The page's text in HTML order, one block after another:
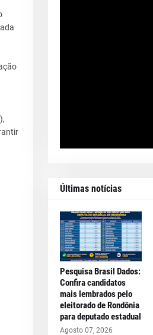
Últimas notícias
Pesquisa Brasil Dados:
Confira candidatos
mais lembrados pelo
eleitorado de Rondônia
para deputado estadual
Agosto 07, 2026